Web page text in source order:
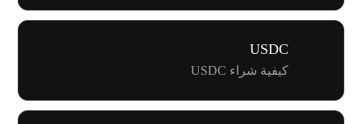
USDC
كيفية شراء USDC